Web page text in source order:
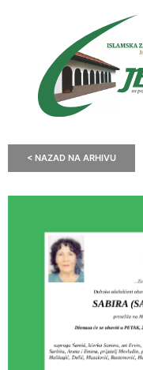
< NAZAD NA ARHIVU